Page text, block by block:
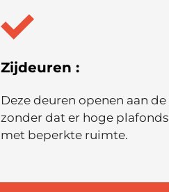
Zijdeuren :
Deze deuren openen aan
zonder dat er hoge
met beperkte ruimte.